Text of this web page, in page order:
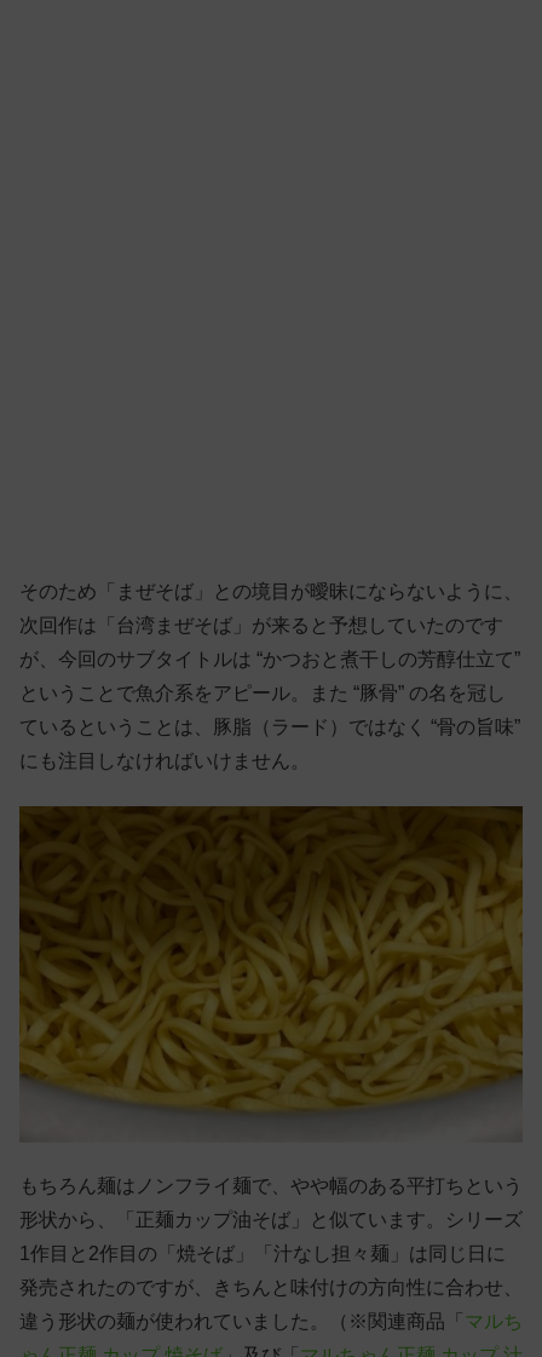
そのため「まぜそば」との境目が曖昧にならないように、
次回作は「台湾まぜそば」が来ると予想していたのです
が、今回のサブタイトルは “かつおと煮干しの芳醇仕立て”
ということで魚介系をアピール。また “豚骨” の名を冠し
ているということは、豚脂（ラード）ではなく “骨の旨味”
にも注目しなければいけません。
もちろん麺はノンフライ麺で、やや幅のある平打ちという
形状から、「正麺カップ油そば」と似ています。シリーズ
1作目と2作目の「焼そば」「汁なし担々麺」は同じ日に
発売されたのですが、きちんと味付けの方向性に合わせ、
違う形状の麺が使われていました。（※関連商品「 マルち